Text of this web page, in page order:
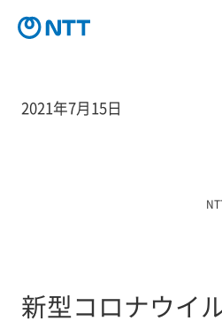
2021年7月15日
新型コロナウイ